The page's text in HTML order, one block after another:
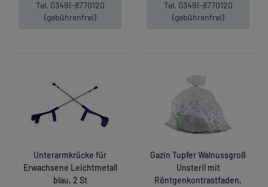
Tel. 03491-8770120
(gebührenfrei)
Tel. 03491-8770120
(gebührenfrei)
Unterarmkrücke für
Erwachsene Leichtmetall
blau, 2 St
Gazin Tupfer Walnussgroß
Unsteril mit
Röntgenkontrastfaden,